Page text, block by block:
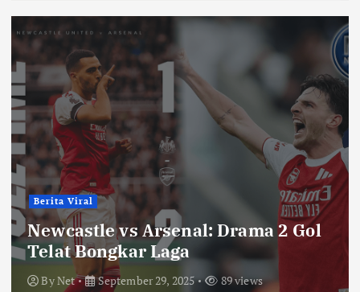
Berita Viral
Newcastle vs Arsenal: Drama 2 Gol
Telat Bongkar Laga
ByNet September 29, 2025 89 views